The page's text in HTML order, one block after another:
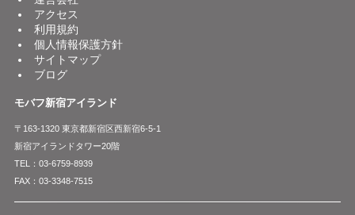
アクセス
利用規約
個人情報保護方針
サイトマップ
ブログ
モバフ新宿アイランド
〒163-1320 東京都新宿区西新宿6-5-1
新宿アイランドタワー20階
TEL：03-6759-8939
FAX：03-3348-7515